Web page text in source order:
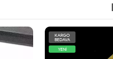
KARGO
BEDAVA
YENİ